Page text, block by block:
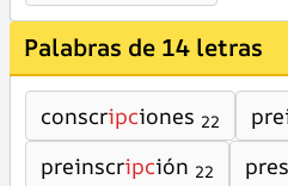
Palabras de 14 letras
conscripciones 22
preinscripción 22